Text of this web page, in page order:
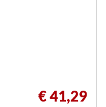
€ 41,29